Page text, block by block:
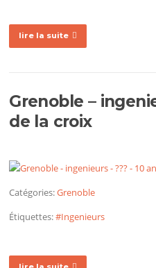
lire la suite
Grenoble –
de la croix
Catégories:Grenoble
Étiquettes:#Ingenieurs